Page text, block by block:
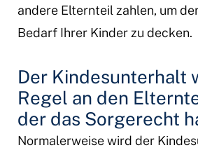
andere Elternteil zahlen, um
Bedarf Ihrer Kinder zu decken.
Der Kindesunterhalt
Regel an den
der das Sorgerecht
Normalerweise wird der